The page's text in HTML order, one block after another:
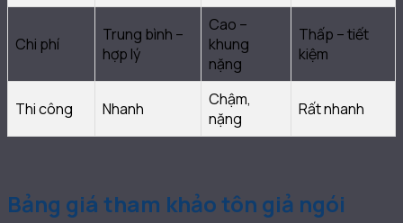
Chi phí
Trung bình –
hợp lý
Cao –
khung
nặng
Thấp – tiết
kiệm
Thi công Nhanh
Chậm,
nặng
Rất nhanh
Bảng giá tham khảo tôn giả ngói